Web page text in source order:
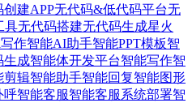
建APP无代码&低代码平台无
具无代码搭建无代码生成星火
作智能AI助手智能PPT模板智
生成智能体开发平台智能写作智
剪辑智能助手智能回复智能图形
呼智能客服智能客服系统部署智